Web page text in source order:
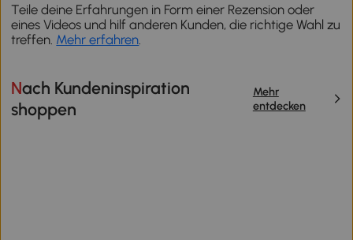
Teile deine Erfahrungen in Form einer Rezension oder
eines Videos und hilf anderen Kunden, die richtige Wahl zu
treffen. Mehr erfahren
Nach Kundeninspiration
shoppen
Mehr
entdecken